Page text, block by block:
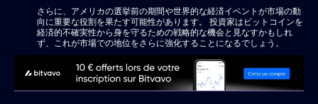
さらに、アメリカの選挙前の期間や世界的な経済イベントが市場の動
向に重要な役割を果たす可能性があります。 投資家はビットコインを
経済的不確実性から身を守るための戦略的な機会と見なすかもしれ
ず、これが市場での地位をさらに強化することになるでしょう。